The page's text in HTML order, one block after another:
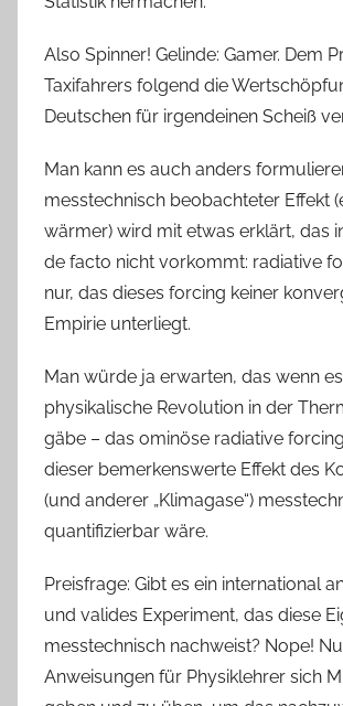
Also Spinner! Gelinde: Gamer. Dem
Taxifahrers folgend die
Deutschen für irgendeinen Scheiß
Man kann es auch anders
messtechnisch beobachteter Effekt
wärmer) wird mit etwas erklärt, das
de facto nicht vorkommt: radiative
nur, das dieses forcing keiner
Empirie unterliegt.
Man würde ja erwarten, das wenn
physikalische Revolution in der
gäbe – das ominöse radiative
dieser bemerkenswerte Effekt des
(und anderer „Klimagase“)
quantifizierbar wäre.
Preisfrage: Gibt es ein international
und valides Experiment, das diese
messtechnisch nachweist? Nope!
Anweisungen für Physiklehrer sich